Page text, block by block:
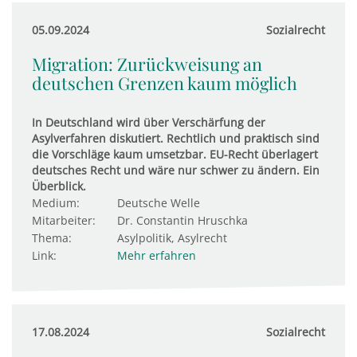
05.09.2024 Sozialrecht
Migration: Zurückweisung an
deutschen Grenzen kaum möglich
In Deutschland wird über Verschärfung der
Asylverfahren diskutiert. Rechtlich und praktisch sind
die Vorschläge kaum umsetzbar. EU-Recht überlagert
deutsches Recht und wäre nur schwer zu ändern. Ein
Überblick.
Medium:
Deutsche Welle
Mitarbeiter:
Dr. Constantin Hruschka
Thema:
Asylpolitik, Asylrecht
Link:
Mehr erfahren
17.08.2024 Sozialrecht